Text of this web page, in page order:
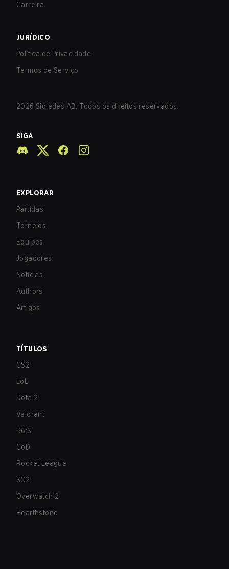
Carreira
JURÍDICO
Política de Privacidade
Termos de Serviço
2026 Sidledes AB. Todos os direitos reservados.
SIGA
EXPLORAR
Partidas
Torneios
Equipes
Jogadores
Notícias
Authors
Artigos
TÍTULOS
CS2
LoL
Dota 2
Valorant
R6:S
CoD
Rocket League
SC2
Overwatch 2
Hearthstone